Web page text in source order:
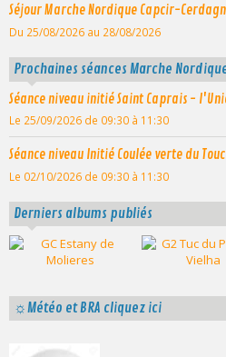
Séjour Marche Nordique Capcir-
Du 25/08/2026 au 28/08/2026
Prochaines séances Marche
Séance niveau initié Saint Caprais -
Le 25/09/2026 de 09:30 à 11:30
Séance niveau Initié Coulée verte du
Le 02/10/2026 de 09:30 à 11:30
Derniers albums publiés
☼Météo et BRA cliquez ici